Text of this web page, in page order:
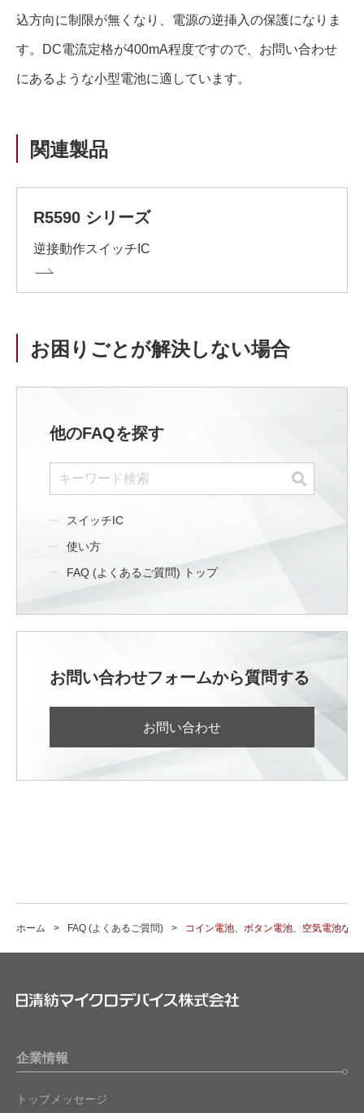
込方向に制限が無くなり、電源の逆挿入の保護になりま
す。DC電流定格が400mA程度ですので、お問い合わせ
にあるような小型電池に適しています。
関連製品
R5590 シリーズ
逆接動作スイッチIC
お困りごとが解決しない場合
他のFAQを探す
スイッチIC
使い方
FAQ (よくあるご質問) トップ
お問い合わせフォームから質問する
お問い合わせ
ホーム FAQ (よくあるご質問) コイン電池、ボタン電池、空気電池な
企業情報
トップメッセージ